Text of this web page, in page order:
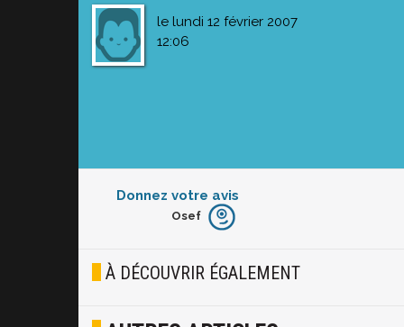
le lundi 12 février 2007
12:06
Donnez votre avis
Furieux
Osef
À DÉCOUVRIR ÉGALEMENT